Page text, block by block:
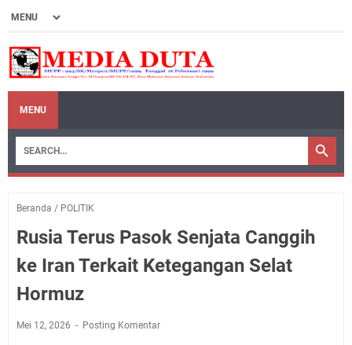
MENU
Beranda / POLITIK
Rusia Terus Pasok Senjata Canggih
ke Iran Terkait Ketegangan Selat
Hormuz
Mei 12, 2026 Posting Komentar